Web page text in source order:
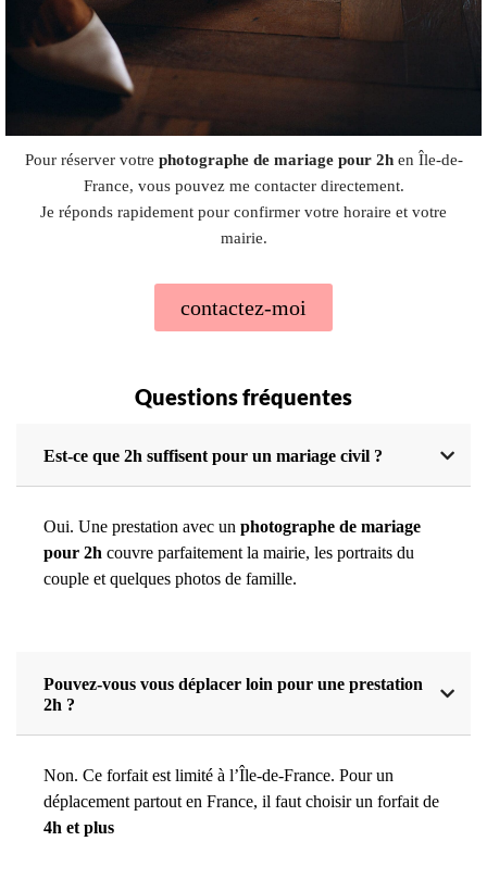
Pour réserver votre photographe de mariage pour 2hen Île-de-
France, vous pouvez me contacter directement.
Je réponds rapidement pour confirmer votre horaire et votre
mairie.
contactez-moi
Questions fréquentes
Est-ce que 2h suffisent pour un mariage civil ?
Oui. Une prestation avec un photographe de mariage
pour 2h couvre parfaitement la mairie, les portraits du
couple et quelques photos de famille.
Pouvez-vous vous déplacer loin pour une prestation
2h ?
Non. Ce forfait est limité à l’Île-de-France. Pour un
déplacement partout en France, il faut choisir un forfait de
4h et plus